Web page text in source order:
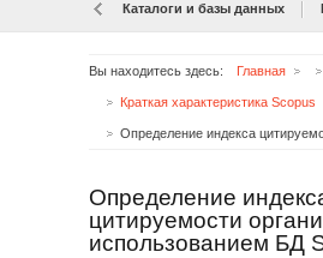
Каталоги и базы данных
Вы находитесь здесь: Главная
Краткая характеристика Scopus
Определение
цитируемости
использованием БД